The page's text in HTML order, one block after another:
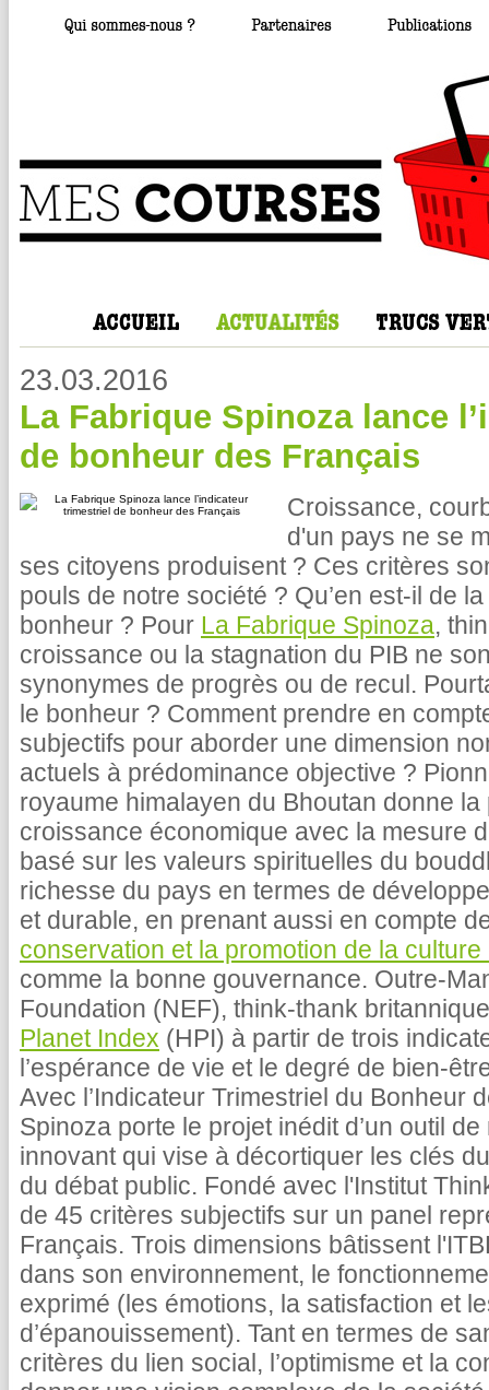
23.03.2016
La Fabrique Spinoza lance
de bonheur des Français
Croissance,
d'un pays ne se
ses citoyens produisent ? Ces critères
pouls de notre société ? Qu’en est-il de
bonheur ? Pour La Fabrique Spinoza,
croissance ou la stagnation du PIB ne
synonymes de progrès ou de recul.
le bonheur ? Comment prendre en
subjectifs pour aborder une dimension
actuels à prédominance objective ?
royaume himalayen du Bhoutan donne
croissance économique avec la mesure
basé sur les valeurs spirituelles du
richesse du pays en termes de
et durable, en prenant aussi en compte
conservation et la promotion de la culture
comme la bonne gouvernance. Outre-
Foundation (NEF), think-thank
Planet Index (HPI) à partir de trois
l’espérance de vie et le degré de bien-
Avec l’Indicateur Trimestriel du Bonheur
Spinoza porte le projet inédit d’un outil
innovant qui vise à décortiquer les clés
du débat public. Fondé avec l'Institut
de 45 critères subjectifs sur un panel
Français. Trois dimensions bâtissent
dans son environnement, le
exprimé (les émotions, la satisfaction et
d’épanouissement). Tant en termes de
critères du lien social, l’optimisme et la